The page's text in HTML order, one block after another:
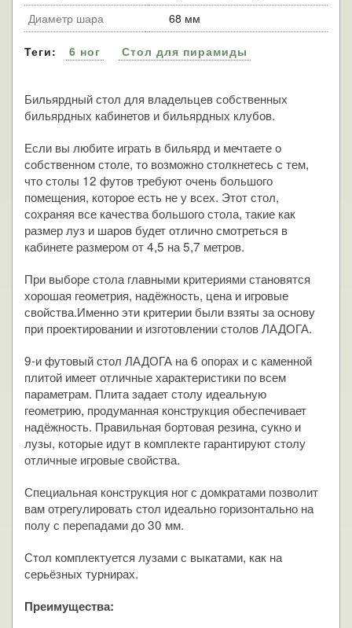
Диаметр шара
68 мм
Теги: 6 ног Стол для пирамиды
Бильярдный стол для владельцев собственных
бильярдных кабинетов и бильярдных клубов.
Если вы любите играть в бильярд и мечтаете о
собственном столе, то возможно столкнетесь с тем,
что столы 12 футов требуют очень большого
помещения, которое есть не у всех. Этот стол,
сохраняя все качества большого стола, такие как
размер луз и шаров будет отлично смотреться в
кабинете размером от 4,5 на 5,7 метров.
При выборе стола главными критериями становятся
хорошая геометрия, надёжность, цена и игровые
свойства.Именно эти критерии были взяты за основу
при проектировании и изготовлении столов ЛАДОГА.
9-и футовый стол ЛАДОГА на 6 опорах и с каменной
плитой имеет отличные характеристики по всем
параметрам. Плита задает столу идеальную
геометрию, продуманная конструкция обеспечивает
надёжность. Правильная бортовая резина, сукно и
лузы, которые идут в комплекте гарантируют столу
отличные игровые свойства.
Специальная конструкция ног с домкратами позволит
вам отрегулировать стол идеально горизонтально на
полу с перепадами до 30 мм.
Стол комплектуется лузами с выкатами, как на
серьёзных турнирах.
Преимущества: